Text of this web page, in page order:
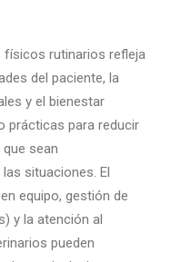
físicos rutinarios refleja
del paciente, la
y el bienestar
prácticas para reducir
sean
situaciones. El
equipo, gestión de
y la atención al
pueden